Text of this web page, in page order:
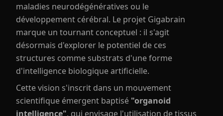
maladies neurodégénératives ou le
développement cérébral. Le projet Gigabrain
marque un tournant conceptuel : il s'agit
désormais d'explorer le potentiel de ces
structures comme substrats d'une forme
d'intelligence biologique artificielle.
Cette vision s'inscrit dans un mouvement
scientifique émergent baptisé "organoid
intelligence", qui envisage l'utilisation de tissus